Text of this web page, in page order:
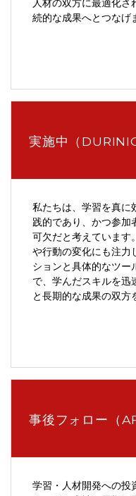
人材の双方に最適化
続的な成果へとつなげ
実施中（
私たちは、学習を真に
践的であり、かつ参加
可欠だと考えています
や行動の変化にも注力
ションと具体的なツー
で、学んだスキルを迅
と長期的な成果の双方
事後フォロー（
学習・人材開発への